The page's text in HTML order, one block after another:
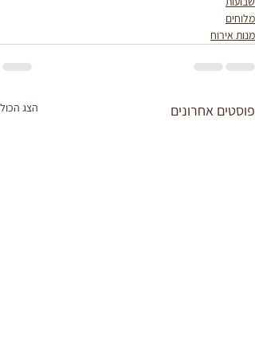
מלוחים
מנות אירוח
פוסטים אחרונים הצג הכול